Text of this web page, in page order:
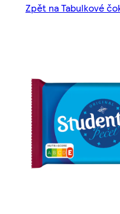
Zpět na Tabulkové